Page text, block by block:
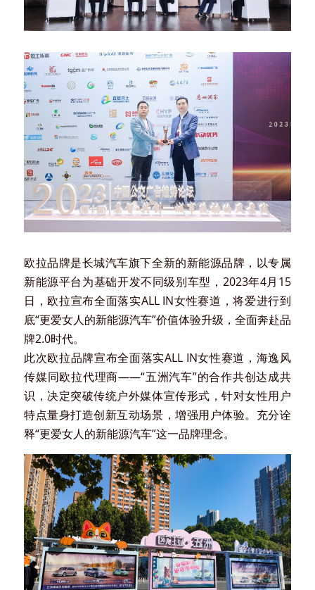
欧拉品牌是长城汽车旗下全新的新能源品牌，以专属
新能源平台为基础开发不同级别车型，2023年4月15
日，欧拉宣布全面落实ALL IN女性赛道，将爱进行到
底“更爱女人的新能源汽车”价值体验升级，全面奔赴品
牌2.0时代。
此次欧拉品牌宣布全面落实ALL IN女性赛道，海逸风
传媒同欧拉代理商——“五洲汽车”的合作共创达成共
识，决定突破传统户外媒体宣传形式，针对女性用户
特点量身打造创新互动场景，增强用户体验。充分诠
释“更爱女人的新能源汽车”这一品牌理念。